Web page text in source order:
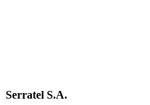
Serratel S.A.